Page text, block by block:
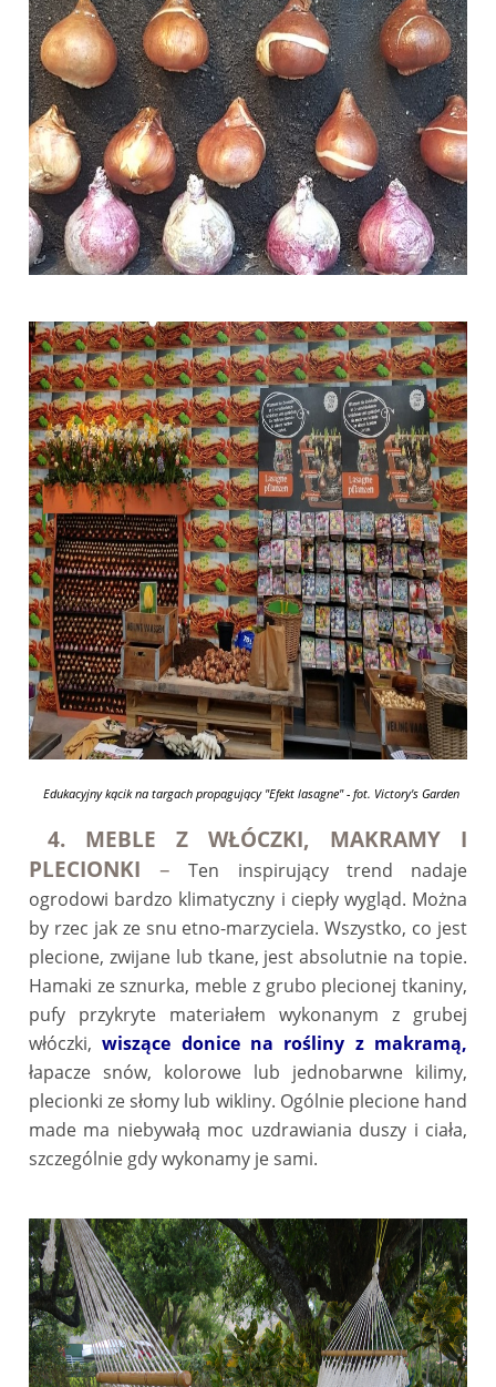
Edukacyjny kącik na targach propagujący "Efekt lasagne" - fot. Victory's Garden
4. MEBLE Z WŁÓCZKI, MAKRAMY I
PLECIONKI – Ten inspirujący trend nadaje
ogrodowi bardzo klimatyczny i ciepły wygląd. Można
by rzec jak ze snu etno-marzyciela. Wszystko, co jest
plecione, zwijane lub tkane, jest absolutnie na topie.
Hamaki ze sznurka, meble z grubo plecionej tkaniny,
pufy przykryte materiałem wykonanym z grubej
włóczki,wiszące donice na rośliny z makramą,
łapacze snów, kolorowe lub jednobarwne kilimy,
plecionki ze słomy lub wikliny. Ogólnie plecione hand
made ma niebywałą moc uzdrawiania duszy i ciała,
szczególnie gdy wykonamy je sami.